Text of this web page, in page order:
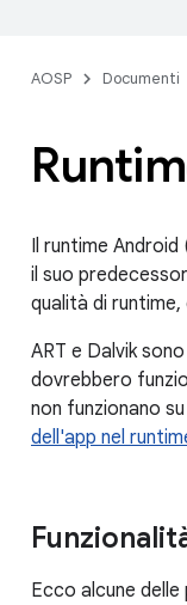
AOSP Documenti
Il runtime
il suo
qualità di
ART e Dalvik
dovrebbero
non funzionano
dell'app nel
Ecco alcune